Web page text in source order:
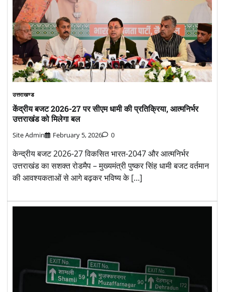
उत्तराखण्ड
केंद्रीय बजट 2026-27 पर सीएम धामी की प्रतिक्रिया, आत्मनिर्भर
उत्तराखंड को मिलेगा बल
Site Admin February 5, 2026 0
केन्द्रीय बजट 2026-27 विकसित भारत-2047 और आत्मनिर्भर
उत्तराखंड का सशक्त रोडमैप – मुख्यमंत्री पुष्कर सिंह धामी बजट वर्तमान
की आवश्यकताओं से आगे बढ़कर भविष्य के […]